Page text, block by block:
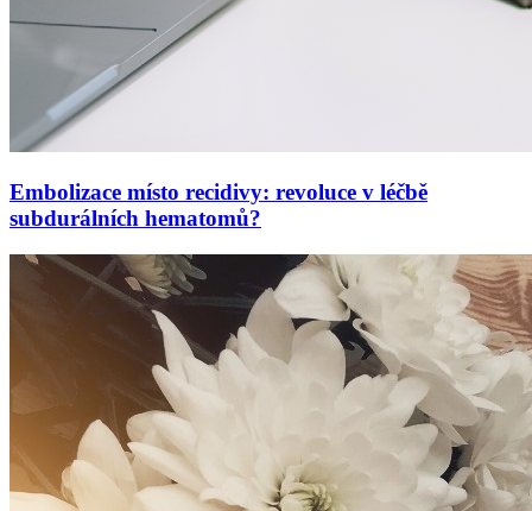
Embolizace místo recidivy: revoluce v léčbě
subdurálních hematomů?